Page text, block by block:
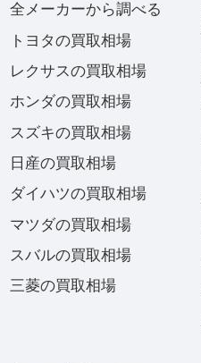
全メーカーから調べる
トヨタの買取相場
レクサスの買取相場
ホンダの買取相場
スズキの買取相場
日産の買取相場
ダイハツの買取相場
マツダの買取相場
スバルの買取相場
三菱の買取相場